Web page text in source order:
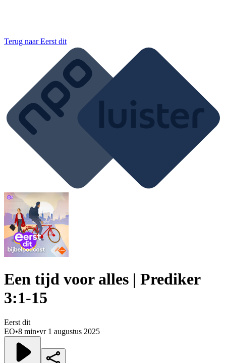
Terug naarEerst dit
Een tijd voor alles | Prediker
3:1-15
Eerst dit
EO•8 min•vr 1 augustus 2025